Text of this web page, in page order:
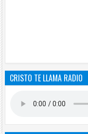
CRISTO TE LLAMA RADIO